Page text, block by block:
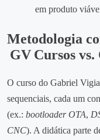
em produto
Metodologia
GV Cursos
O curso do Gabriel
sequenciais, cada um
(ex.: bootloader OTA,
CNC). A didática parte